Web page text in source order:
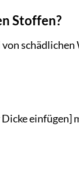
Stoffen?